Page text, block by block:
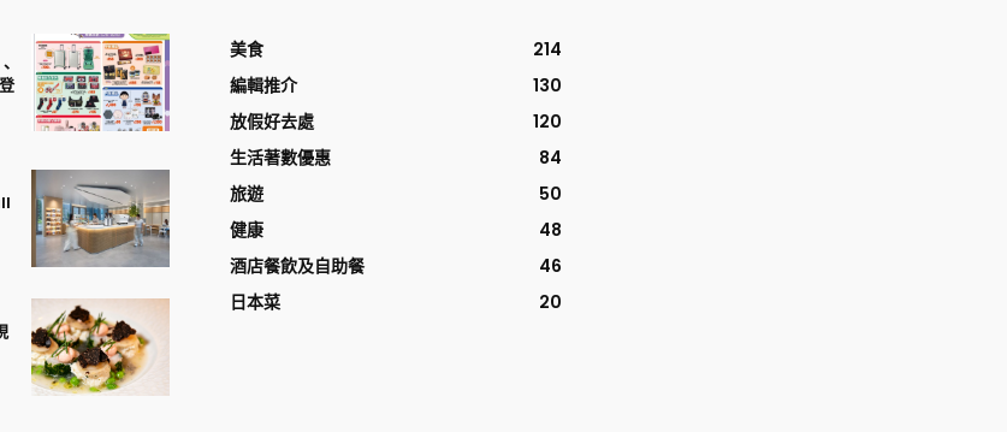
美食
214
編輯推介
130
放假好去處
120
生活著數優惠
84
旅遊
50
健康
48
酒店餐飲及自助餐
46
日本菜
20